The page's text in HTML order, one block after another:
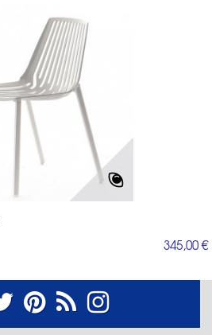
345,00 €